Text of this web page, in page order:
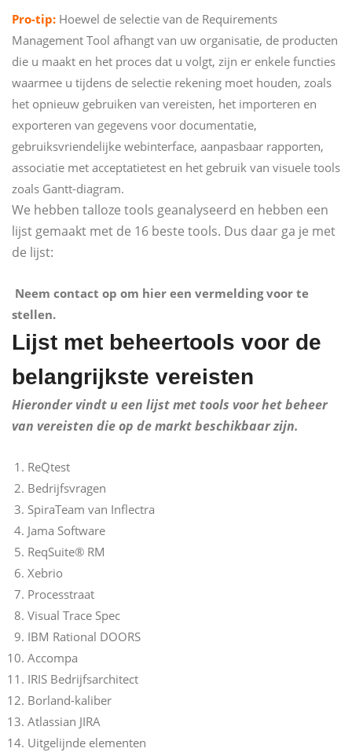
Pro-tip: Hoewel de selectie van de Requirements
Management Tool afhangt van uw organisatie, de producten
die u maakt en het proces dat u volgt, zijn er enkele functies
waarmee u tijdens de selectie rekening moet houden, zoals
het opnieuw gebruiken van vereisten, het importeren en
exporteren van gegevens voor documentatie,
gebruiksvriendelijke webinterface, aanpasbaar rapporten,
associatie met acceptatietest en het gebruik van visuele tools
zoals Gantt-diagram.
We hebben talloze tools geanalyseerd en hebben een
lijst gemaakt met de 16 beste tools. Dus daar ga je met
de lijst:
​ Neem contact op om hier een vermelding voor te
stellen.
Lijst met beheertools voor de
belangrijkste vereisten
Hieronder vindt u een lijst met tools voor het beheer
van vereisten die op de markt beschikbaar zijn.
ReQtest
Bedrijfsvragen
SpiraTeam van Inflectra
Jama Software
ReqSuite® RM
Xebrio
Processtraat
Visual Trace Spec
IBM Rational DOORS
Accompa
IRIS Bedrijfsarchitect
Borland-kaliber
Atlassian JIRA
Uitgelijnde elementen